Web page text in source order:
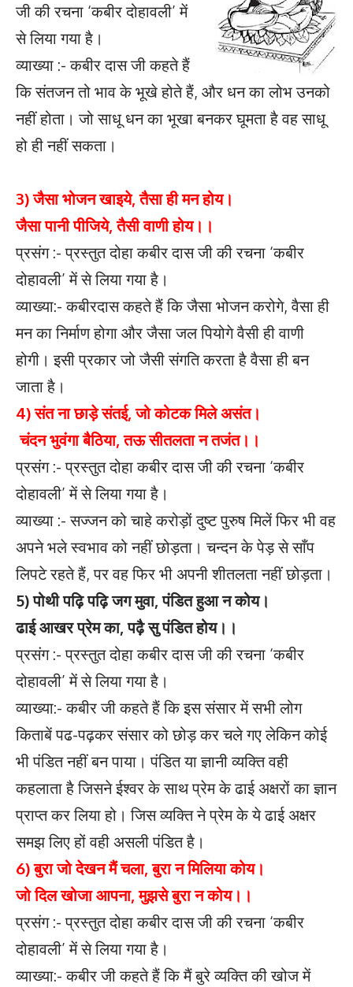
जी की रचना ‘कबीर दोहावली’ में
से लिया गया है।
व्याख्या :- कबीर दास जी कहते हैं
कि संतजन तो भाव के भूखे होते हैं, और धन का लोभ उनको
नहीं होता। जो साधू धन का भूखा बनकर घूमता है वह साधू
हो ही नहीं सकता।
3) जैसा भोजन खाइये, तैसा ही मन होय।
जैसा पानी पीजिये, तैसी वाणी होय।।
प्रसंग :- प्रस्तुत दोहा कबीर दास जी की रचना ‘कबीर
दोहावली’ में से लिया गया है।
व्याख्या:- कबीरदास कहते हैं कि जैसा भोजन करोगे, वैसा ही
मन का निर्माण होगा और जैसा जल पियोगे वैसी ही वाणी
होगी। इसी प्रकार जो जैसी संगति करता है वैसा ही बन
जाता है।
4) संत ना छाड़े संतई, जो कोटक मिले असंत।
चंदन भुवंगा बैठिया, तऊ सीतलता न तजंत।।
प्रसंग :- प्रस्तुत दोहा कबीर दास जी की रचना ‘कबीर
दोहावली’ में से लिया गया है।
व्याख्या :- सज्जन को चाहे करोड़ों दुष्ट पुरुष मिलें फिर भी वह
अपने भले स्वभाव को नहीं छोड़ता। चन्दन के पेड़ से साँप
लिपटे रहते हैं, पर वह फिर भी अपनी शीतलता नहीं छोड़ता।
5) पोथी पढ़ि पढ़ि जग मुवा, पंडित हुआ न कोय।
ढाई आखर प्रेम का, पढ़ै सु पंडित होय।।
प्रसंग :- प्रस्तुत दोहा कबीर दास जी की रचना ‘कबीर
दोहावली’ में से लिया गया है।
व्याख्या:- कबीर जी कहते हैं कि इस संसार में सभी लोग
किताबें पढ-पढ़कर संसार को छोड़ कर चले गए लेकिन कोई
भी पंडित नहीं बन पाया। पंडित या ज्ञानी व्यक्ति वही
कहलाता है जिसने ईश्वर के साथ प्रेम के ढाई अक्षरों का ज्ञान
प्राप्त कर लिया हो। जिस व्यक्ति ने प्रेम के ये ढाई अक्षर
समझ लिए हों वही असली पंडित है।
6) बुरा जो देखन मैं चला, बुरा न मिलिया कोय।
जो दिल खोजा आपना, मुझसे बुरा न कोय।।
प्रसंग :- प्रस्तुत दोहा कबीर दास जी की रचना ‘कबीर
दोहावली’ में से लिया गया है।
व्याख्या:- कबीर जी कहते हैं कि मैं बुरे व्यक्ति की खोज में